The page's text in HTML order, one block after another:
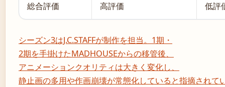
総合評価 高評価 低評
シーズン3はJ.C.STAFFが制作を担当。1期・
2期を手掛けたMADHOUSEからの移管後、
アニメーションクオリティは大きく変化し、
静止画の多用や作画崩壊が常態化していると指摘されて